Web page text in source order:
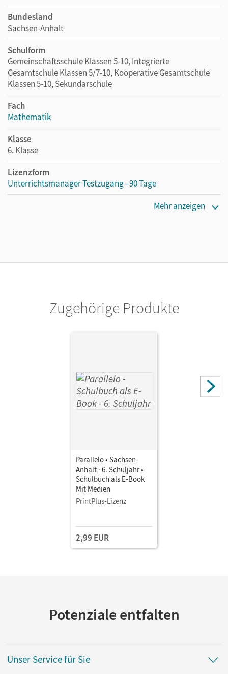
Bundesland
Sachsen-Anhalt
Schulform
Gemeinschaftsschule Klassen 5-10, Integrierte
Gesamtschule Klassen 5/7-10, Kooperative Gesamtschule
Klassen 5-10, Sekundarschule
Fach
Mathematik
Klasse
6. Klasse
Lizenzform
Unterrichtsmanager Testzugang - 90 Tage
Unterrichtsmanager 90 Tage lang zu testen.
Mehr anzeigen
Zugehörige Produkte
Parallelo • Sachsen-
Anhalt · 6. Schuljahr •
Schulbuch als E-Book
Mit Medien
PrintPlus-Lizenz
2,99 EUR
Potenziale entfalten
Unser Service für Sie